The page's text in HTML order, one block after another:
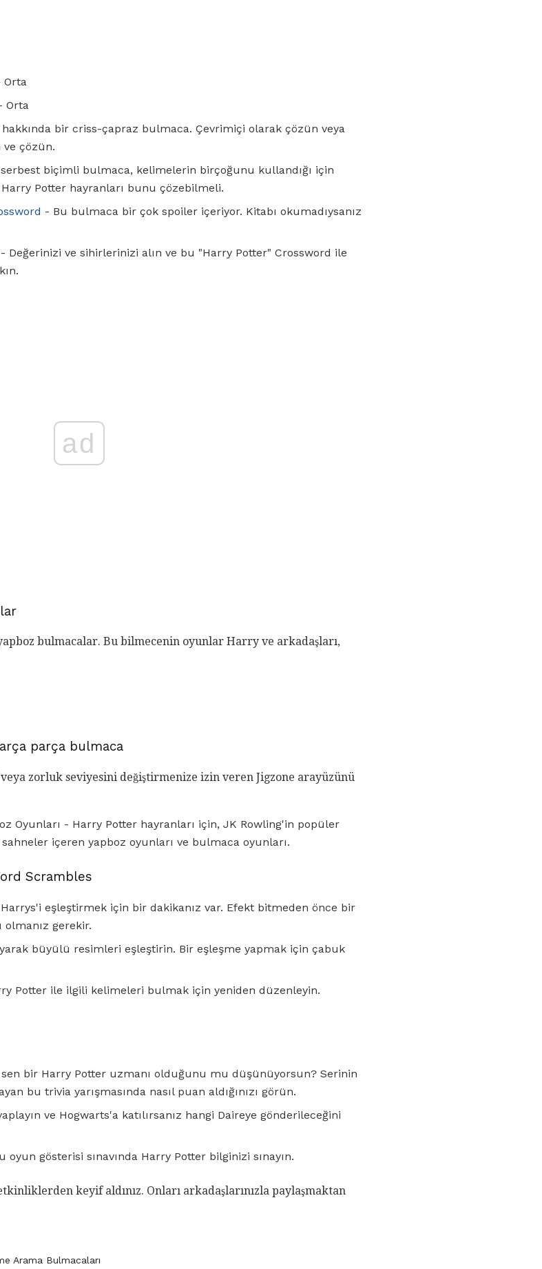
Orta
Orta
bir criss-çapraz bulmaca. Çevrimiçi olarak çözün veya
ve çözün.
biçimli bulmaca, kelimelerin birçoğunu kullandığı için
Potter hayranları bunu çözebilmeli.
- Bu bulmaca bir çok spoiler içeriyor. Kitabı okumadıysanız
Değerinizi ve sihirlerinizi alın ve bu "Harry Potter" Crossword ile
ad
bulmacalar. Bu bilmecenin oyunlar Harry ve arkadaşları,
parça bulmaca
zorluk seviyesini değiştirmenize izin veren Jigzone arayüzünü
Oyunları - Harry Potter hayranları için, JK Rowling'in popüler
içeren yapboz oyunları ve bulmaca oyunları.
Scrambles
eşleştirmek için bir dakikanız var. Efekt bitmeden önce bir
olmanız gerekir.
büyülü resimleri eşleştirin. Bir eşleşme yapmak için çabuk
Potter ile ilgili kelimeleri bulmak için yeniden düzenleyin.
sen bir Harry Potter uzmanı olduğunu mu düşünüyorsun? Serinin
bu trivia yarışmasında nasıl puan aldığınızı görün.
ve Hogwarts'a katılırsanız hangi Daireye gönderileceğini
oyun gösterisi sınavında Harry Potter bilginizi sınayın.
keyif aldınız. Onları arkadaşlarınızla paylaşmaktan
Arama Bulmacaları